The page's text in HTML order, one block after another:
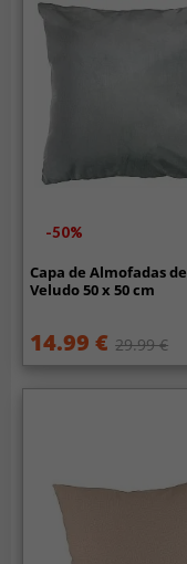
-50%
Capa de Almofadas de
Veludo 50 x 50 cm
14.99 € 29.99 €